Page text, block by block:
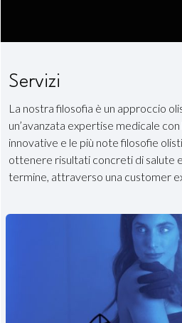
Servizi
La nostra filosofia è un approccio
un’avanzata expertise medicale
innovative e le più note filosofie
ottenere risultati concreti di salute
termine, attraverso una customer